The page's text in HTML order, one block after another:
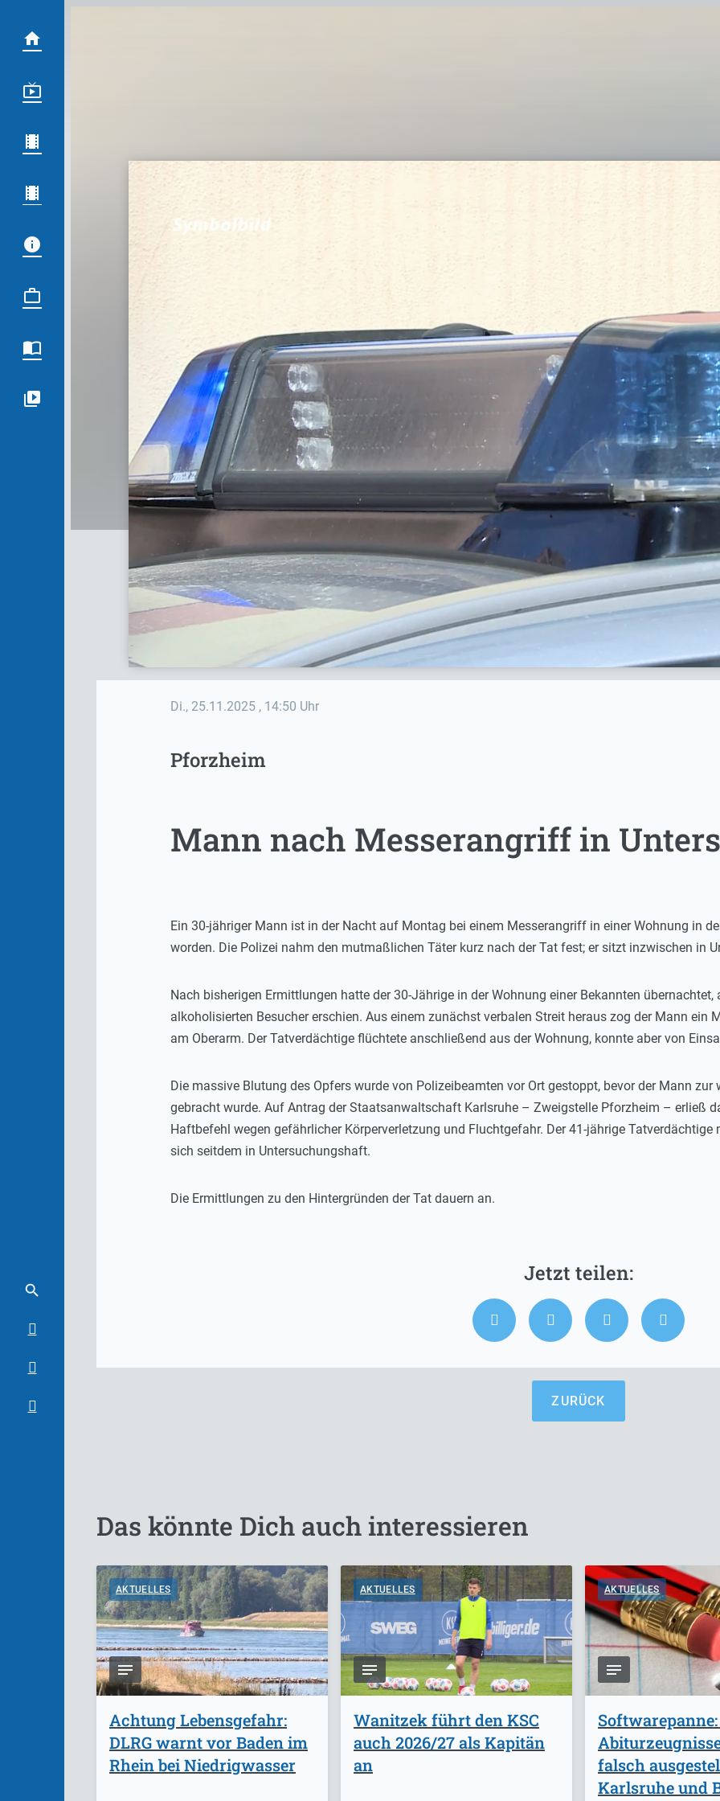
Di., 25.11.2025 , 14:50 Uhr
Pforzheim
Mann nach Messerangriff in
Ein 30-jähriger Mann ist in der Nacht auf Montag bei einem Messerangriff in einer Wohnung in
worden. Die Polizei nahm den mutmaßlichen Täter kurz nach der Tat fest; er sitzt inzwischen in
Nach bisherigen Ermittlungen hatte der 30-Jährige in der Wohnung einer Bekannten übernachtet,
alkoholisierten Besucher erschien. Aus einem zunächst verbalen Streit heraus zog der Mann ein
am Oberarm. Der Tatverdächtige flüchtete anschließend aus der Wohnung, konnte aber von
Die massive Blutung des Opfers wurde von Polizeibeamten vor Ort gestoppt, bevor der Mann
gebracht wurde. Auf Antrag der Staatsanwaltschaft Karlsruhe – Zweigstelle Pforzheim – erließ
Haftbefehl wegen gefährlicher Körperverletzung und Fluchtgefahr. Der 41-jährige
sich seitdem in Untersuchungshaft.
Die Ermittlungen zu den Hintergründen der Tat dauern an.
ZURÜCK
Das könnte Dich auch interessieren
AKTUELLES
Achtung Lebensgefahr:
DLRG warnt vor Baden im
Rhein bei Niedrigwasser
AKTUELLES
Wanitzek führt den KSC
auch 2026/27 als Kapitän
an
AKTUELLES
Softwarepanne:
falsch
Karlsruhe und